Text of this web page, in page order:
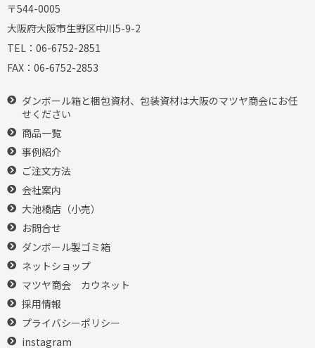
〒544-0005
大阪府大阪市生野区中川5-9-2
TEL： 06-6752-2851
FAX： 06-6752-2853
ダンボール箱と梱包資材、包装資材は大阪のマツヤ商会にお任
せください
商品一覧
事例紹介
ご注文方法
会社案内
大池橋店（小売）
お問合せ
ダンボール製ゴミ箱
ネットショップ
マツヤ商会 カウネット
採用情報
プライバシーポリシー
instagram